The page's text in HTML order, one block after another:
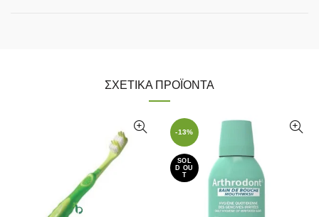
ΣΧΕΤΙΚΆ ΠΡΟΪΌΝΤΑ
-13%
SOL
D OU
T